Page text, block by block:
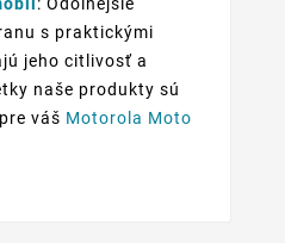
: Odolnejšie
s praktickými
jeho citlivosť a
naše produkty sú
váš Motorola Moto